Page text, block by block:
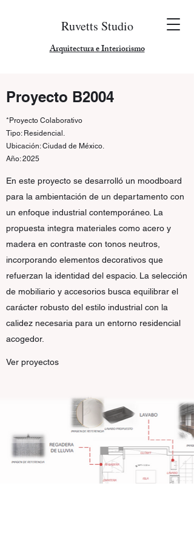
Ruvetts Studio
Arquitectura e Interiorismo
Proyecto B2004
*Proyecto Colaborativo
Tipo: Residencial.
Ubicación: Ciudad de México.
Año: 2025
En este proyecto se desarrolló un moodboard
para la ambientación de un departamento con
un enfoque industrial contemporáneo. La
propuesta integra materiales como acero y
madera en contraste con tonos neutros,
incorporando elementos decorativos que
refuerzan la identidad del espacio. La selección
de mobiliario y accesorios busca equilibrar el
carácter robusto del estilo industrial con la
calidez necesaria para un entorno residencial
acogedor.
Ver proyectos